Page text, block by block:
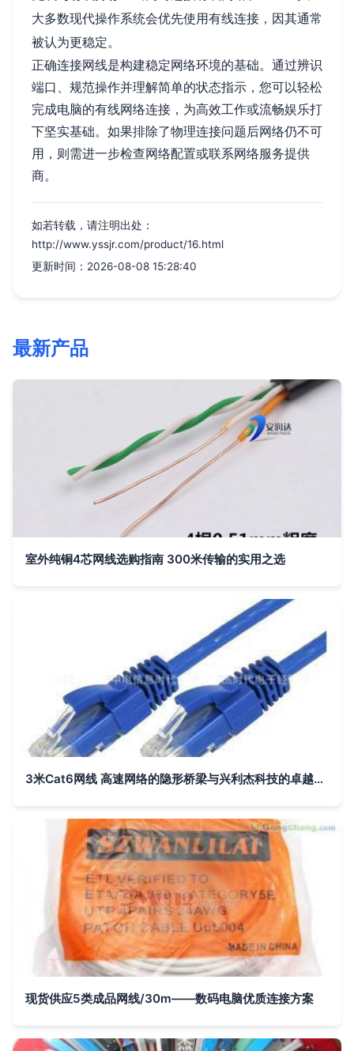
大多数现代操作系统会优先使用有线连接，因其通常
被认为更稳定。
正确连接网线是构建稳定网络环境的基础。通过辨识
端口、规范操作并理解简单的状态指示，您可以轻松
完成电脑的有线网络连接，为高效工作或流畅娱乐打
下坚实基础。如果排除了物理连接问题后网络仍不可
用，则需进一步检查网络配置或联系网络服务提供
商。
如若转载，请注明出处：
http://www.yssjr.com/product/16.html
更新时间：2026-08-08 15:28:40
最新产品
室外纯铜4芯网线选购指南 300米传输的实用之选
3米Cat6网线 高速网络的隐形桥梁与兴利杰科技的卓越品质
现货供应5类成品网线/30m——数码电脑优质连接方案